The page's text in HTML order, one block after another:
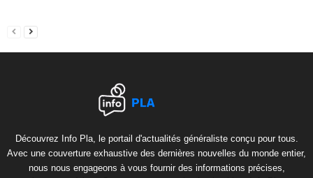
Découvrez Info Pla, le portail d'actualités généraliste conçu pour tous.
Avec une couverture exhaustive des dernières nouvelles du monde entier,
nous nous engageons à vous fournir des informations précises,